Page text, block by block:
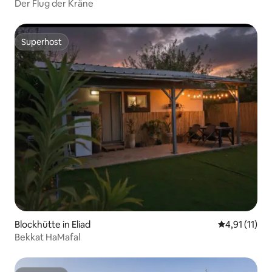
Der Flug der Kräne
Superhost
Superhost
Blockhütte in Eliad
4,91 (11)
Bekkat HaMafal